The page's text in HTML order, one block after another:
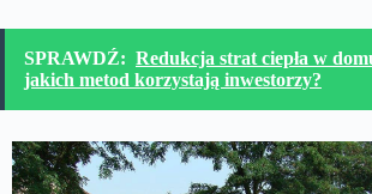
SPRAWDŹ: Redukcja strat ciepła w
jakich metod korzystają inwestorzy?